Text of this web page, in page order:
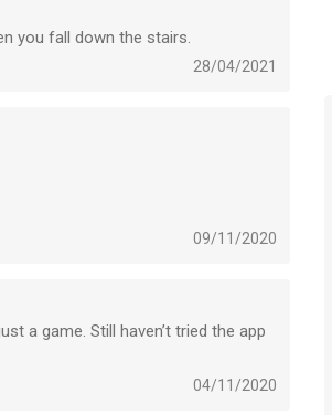
you fall down the stairs.
28/04/2021
09/11/2020
a game. Still haven’t tried the app
04/11/2020